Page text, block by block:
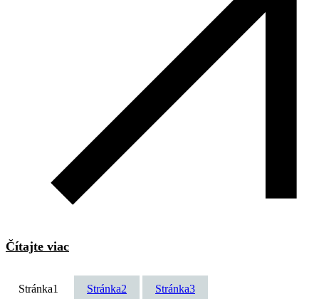
Čítajte viac
Stránka1 Stránka2 Stránka3